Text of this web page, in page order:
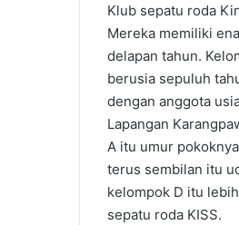
Klub sepatu roda
Mereka memiliki
delapan tahun.
berusia sepuluh
dengan anggota
Lapangan
A itu umur
terus sembilan itu
kelompok D itu
sepatu roda KISS.